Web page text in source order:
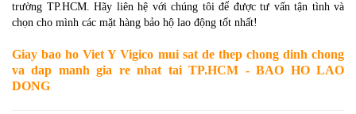
trường TP.HCM. Hãy liên hệ với chúng tôi để được tư vấn tận tình và
chọn cho mình các mặt hàng bảo hộ lao động tốt nhất!
Giay bao ho Viet Y Vigico mui sat de thep chong dinh chong
va dap manh gia re nhat tai TP.HCM - BAO HO LAO
DONG